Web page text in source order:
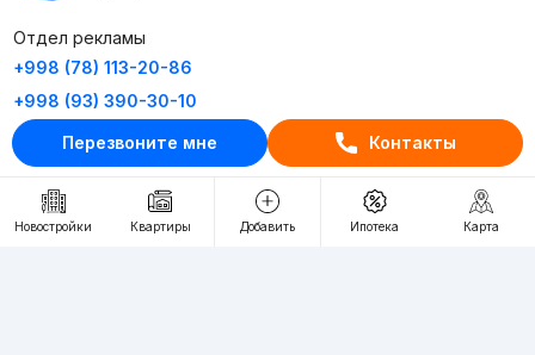
Перезвоните мне Контакты
Новостройки Квартиры Добавить Ипотека Карта
Отдел рекламы
+998 (78) 113-20-86
+998 (93) 390-30-10
Пн-Пт. С 9:30 до 18:00
RU UZ